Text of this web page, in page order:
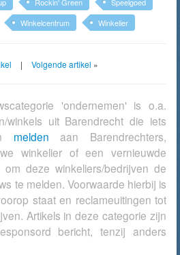
Winkelcentrum Winkelier
| Volgende artikel »
'ondernemen' is o.a.
winkels uit Barendrecht die iets
melden aan Barendrechters,
winkelier of een vernieuwde
deze winkeliers/bedrijven de
te melden. Voorwaarde hierbij is
staat en reclameuitingen tot
Artikels in deze categorie zijn
bericht, tenzij anders